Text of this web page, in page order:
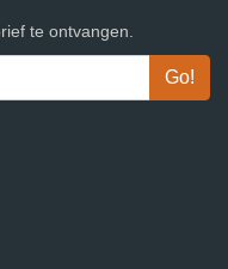
te ontvangen.